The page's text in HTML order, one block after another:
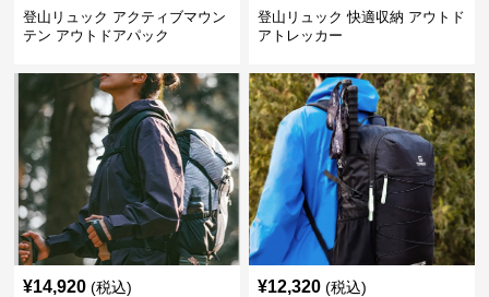
登山リュック アクティブマウン
テン アウトドアパック
登山リュック 快適収納 アウトド
アトレッカー
¥14,920 (税込) ¥12,320 (税込)